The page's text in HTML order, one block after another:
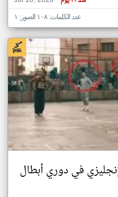
عدد الكلمات: ١٠٨ الصور: ١
في دوري أبطال